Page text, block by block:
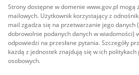
Strony dostępne w domenie www.gov.pl mogą
mailowych. Użytkownik korzystający z
mail zgadza się na przetwarzanie jego danych
dobrowolnie podanych danych w wiadomości)
odpowiedzi na przesłane pytania. Szczegóły
każdą z jednostek znajdują się w ich
osobowych.